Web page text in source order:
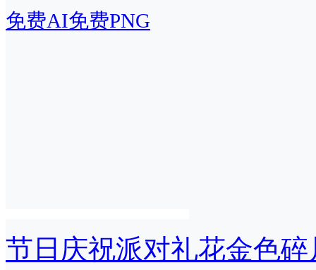
免费AI免费PNG
节日庆祝派对礼花金色碎